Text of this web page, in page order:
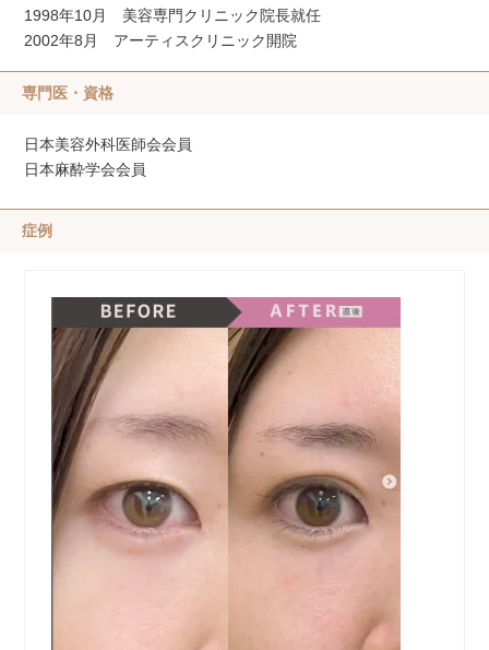
1998年10月 美容専門クリニック院長就任
2002年8月 アーティスクリニック開院
専門医・資格
日本美容外科医師会会員
日本麻酔学会会員
症例